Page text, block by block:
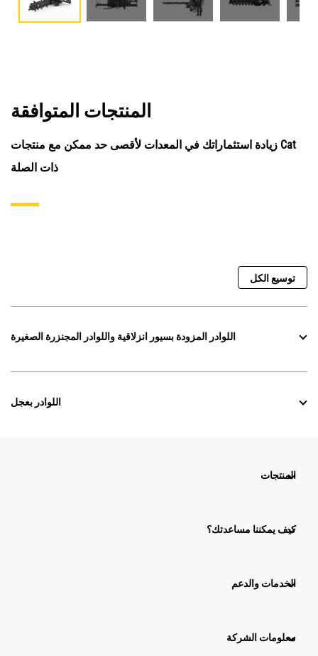
المنتجات المتوافقة
زيادة استثماراتك في المعدات لأقصى حد ممكن مع منتجات Cat
ذات الصلة
توسيع الكل
اللوادر المزودة بسيور انزلاقية واللوادر المجنزرة الصغيرة
اللوادر بعجل
المنتجات
كيف يمكننا مساعدتك؟
الخدمات والدعم
معلومات الشركة